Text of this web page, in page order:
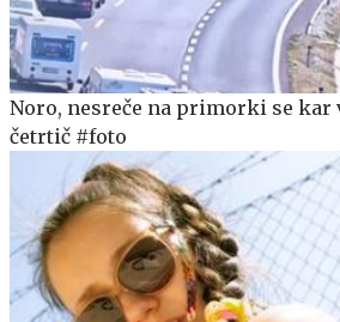
Noro, nesreče na primorki se kar
četrtič #foto